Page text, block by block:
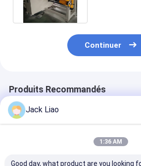
Continuer
Produits Recommandés
Jack Liao
1:36 AM
Good day, what product are you looking